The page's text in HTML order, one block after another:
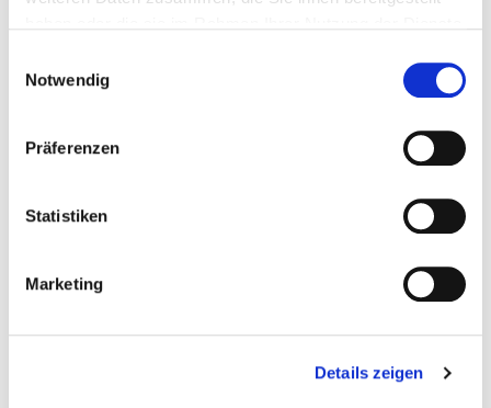
Notwendig
Präferenzen
Statistiken
Marketing
Details zeigen
Druck und Kontrolle (erhöht Fluktuation)
Krankenquote tracken mit